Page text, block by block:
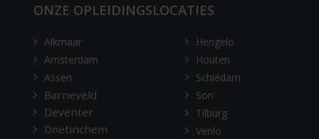
ONZE OPLEIDINGSLOCATIES
Alkmaar
Amsterdam
Assen
Barneveld
Deventer
Doetinchem
Hengelo
Houten
Schiedam
Son
Tilburg
Venlo